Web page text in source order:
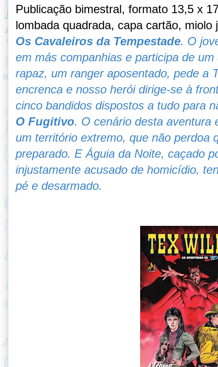
Publicação bimestral, formato 13,5 x
lombada quadrada, capa cartão, miolo
Os Cavaleiros da Tempestade. O
em más companhias e participa de
rapaz, um ranger aposentado, pede a
encrenca e nosso herói dirige-se à
cinco bandidos dispostos a tudo para
O Fugitivo. O cenário desta aventura
um território extremo, que não perdoa
preparado. E Águia da Noite, caçado
injustamente acusado de homicídio,
pé e desarmado.